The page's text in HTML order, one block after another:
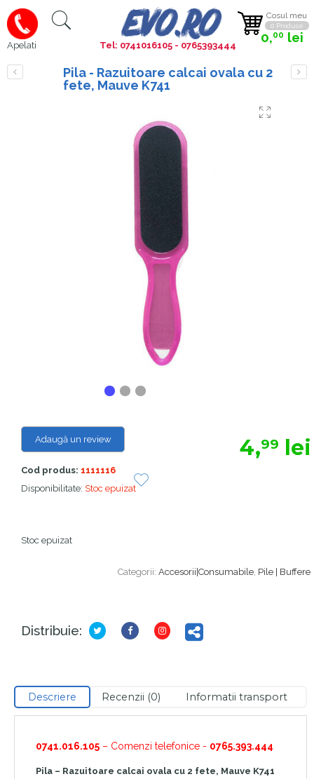
Apelati
Cosul meu
0 Produse
0,00 lei
Tel: 0741016105 - 0765393444
Pila - Razuitoare calcai ovala cu 2
fete, Mauve K741
Categorii: Accesorii|Consumabile Pile | Buffere
Adaugă un review
Cod produs: 1111116
Disponibilitate: Stoc epuizat
4,99 lei
Stoc epuizat
Distribuie:
Descriere Recenzii (0) Informatii transport
0741.016.105 – Comenzi telefonice - 0765.393.444
Pila – Razuitoare calcai ovala cu 2 fete, Mauve K741